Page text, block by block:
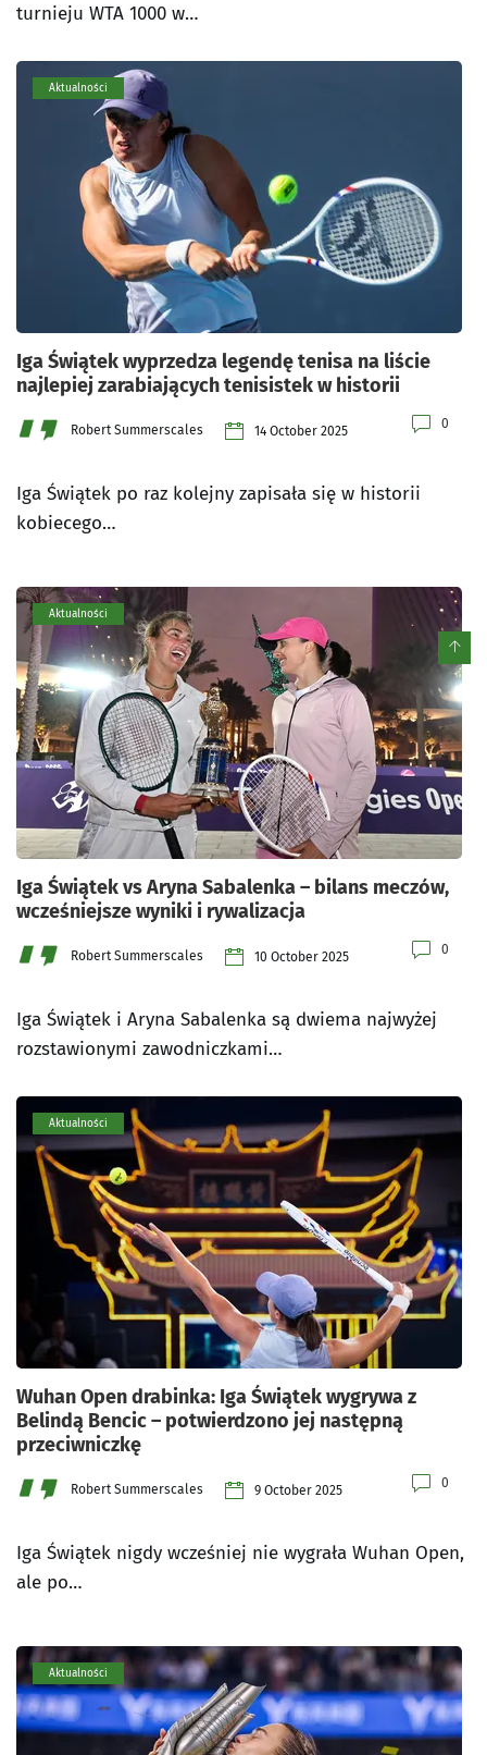
turnieju WTA 1000 w…
Aktualności
Iga Świątek wyprzedza legendę tenisa na liście
najlepiej zarabiających tenisistek w historii
Robert Summerscales 14 October 2025 0
Iga Świątek po raz kolejny zapisała się w historii
kobiecego…
Aktualności
Iga Świątek vs Aryna Sabalenka – bilans meczów,
wcześniejsze wyniki i rywalizacja
Robert Summerscales 10 October 2025 0
Iga Świątek i Aryna Sabalenka są dwiema najwyżej
rozstawionymi zawodniczkami…
Aktualności
Wuhan Open drabinka: Iga Świątek wygrywa z
Belindą Bencic – potwierdzono jej następną
przeciwniczkę
Robert Summerscales 9 October 2025 0
Iga Świątek nigdy wcześniej nie wygrała Wuhan Open,
ale po…
Aktualności